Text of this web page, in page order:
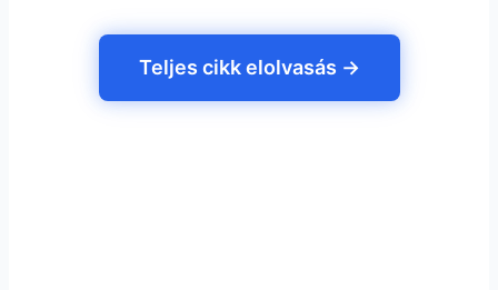
Teljes cikk elolvasás →